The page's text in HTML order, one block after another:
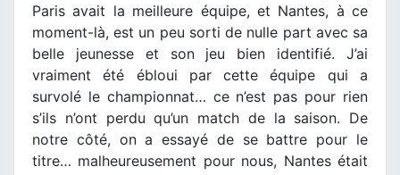
Paris avait la meilleure équipe, et Nantes, à ce
moment-là, est un peu sorti de nulle part avec sa
belle jeunesse et son jeu bien identifié. J’ai
vraiment été ébloui par cette équipe qui a
survolé le championnat… ce n’est pas pour rien
s’ils n’ont perdu qu’un match de la saison. De
notre côté, on a essayé de se battre pour le
titre… malheureusement pour nous, Nantes était